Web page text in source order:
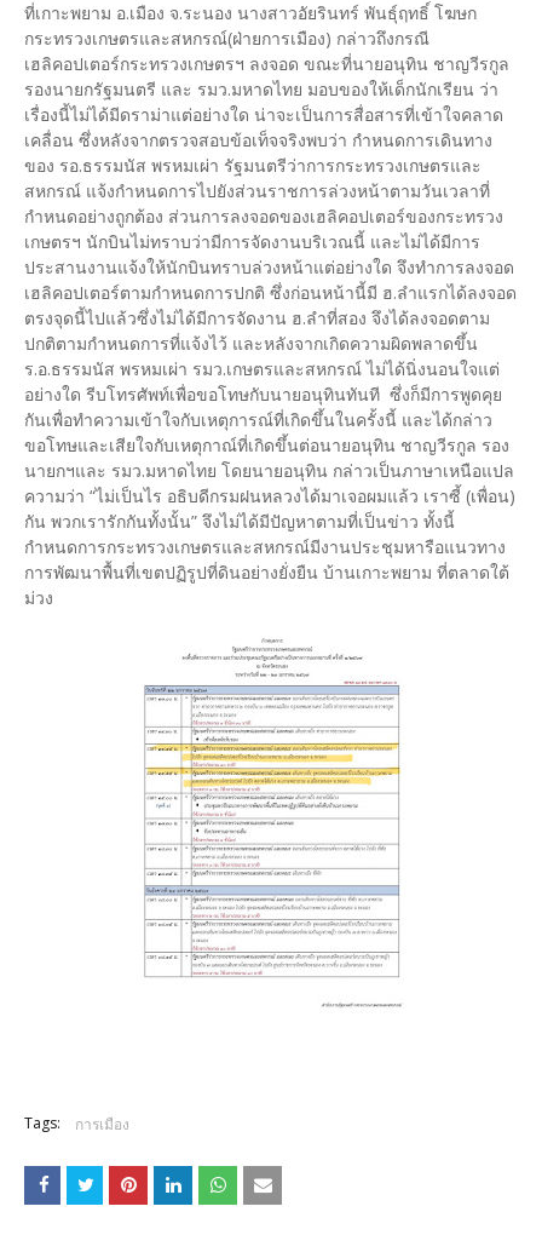
ที่เกาะพยาม อ.เมือง จ.ระนอง นางสาวอัยรินทร์ พันธุ์ฤทธิ์ โฆษก
กระทรวงเกษตรและสหกรณ์(ฝ่ายการเมือง) กล่าวถึงกรณี
เฮลิคอปเตอร์กระทรวงเกษตรฯ ลงจอด ขณะที่นายอนุทิน ชาญวีรกูล
รองนายกรัฐมนตรี และ รมว.มหาดไทย มอบของให้เด็กนักเรียน ว่า
เรื่องนี้ไม่ได้มีดราม่าแต่อย่างใด น่าจะเป็นการสื่อสารที่เข้าใจคลาด
เคลื่อน ซึ่งหลังจากตรวจสอบข้อเท็จจริงพบว่า กำหนดการเดินทาง
ของ รอ.ธรรมนัส พรหมเผ่า รัฐมนตรีว่าการกระทรวงเกษตรและ
สหกรณ์ แจ้งกำหนดการไปยังส่วนราชการล่วงหน้าตามวันเวลาที่
กำหนดอย่างถูกต้อง ส่วนการลงจอดของเฮลิคอปเตอร์ของกระทรวง
เกษตรฯ นักบินไม่ทราบว่ามีการจัดงานบริเวณนี้ และไม่ได้มีการ
ประสานงานแจ้งให้นักบินทราบล่วงหน้าแต่อย่างใด จึงทำการลงจอด
เฮลิคอปเตอร์ตามกำหนดการปกติ ซึ่งก่อนหน้านี้มี ฮ.ลำแรกได้ลงจอด
ตรงจุดนี้ไปแล้วซึ่งไม่ได้มีการจัดงาน ฮ.ลำที่สอง จึงได้ลงจอดตาม
ปกติตามกำหนดการที่แจ้งไว้ และหลังจากเกิดความผิดพลาดขึ้น
ร.อ.ธรรมนัส พรหมเผ่า รมว.เกษตรและสหกรณ์ ไม่ได้นิ่งนอนใจแต่
อย่างใด รีบโทรศัพท์เพื่อขอโทษกับนายอนุทินทันที ซึ่งก็มีการพูดคุย
กันเพื่อทำความเข้าใจกับเหตุการณ์ที่เกิดขึ้นในครั้งนี้ และได้กล่าว
ขอโทษและเสียใจกับเหตุกาณ์ที่เกิดขึ้นต่อนายอนุทิน ชาญวีรกูล รอง
นายกฯและ รมว.มหาดไทย โดยนายอนุทิน กล่าวเป็นภาษาเหนือแปล
ความว่า “ไม่เป็นไร อธิบดีกรมฝนหลวงได้มาเจอผมแล้ว เราซี้ (เพื่อน)
กัน พวกเรารักกันทั้งนั้น” จึงไม่ได้มีปัญหาตามที่เป็นข่าว ทั้งนี้
กำหนดการกระทรวงเกษตรและสหกรณ์มีงานประชุมหารือแนวทาง
การพัฒนาพื้นที่เขตปฏิรูปที่ดินอย่างยั่งยืน บ้านเกาะพยาม ที่ตลาดใต้
ม่วง
Tags: การเมือง